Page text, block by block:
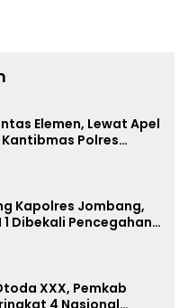
Elemen, Lewat Apel
Polres
Kapolres Jombang,
1 Dibekali Pencegahan
XXX, Pemkab
4 Nasional